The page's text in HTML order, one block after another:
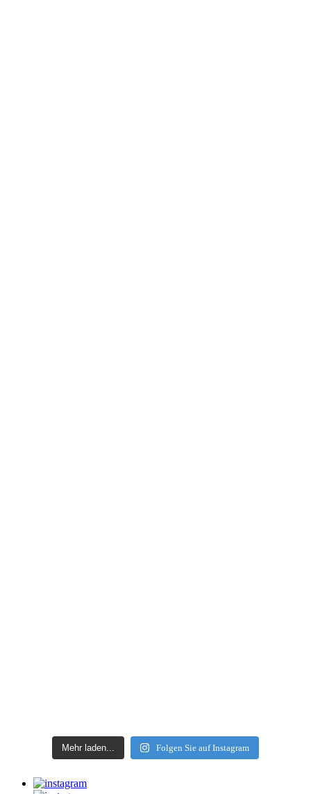
Mehr laden... Folgen Sie auf Instagram